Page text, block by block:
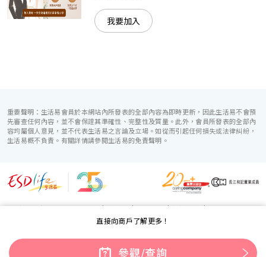
我要加入
直接向商戶了解更多！
參觀/查詢
重要聲明：生活易會員於本網站內所發表的全部內容為即時更新，因此生活易不會預
先審查任何內容，並不會保證其準確性、完整性及質量。此外，會員所發表的全部內
容均屬個人意見，並不代表生活易之言論及立場。如從而引起任何損失或法律糾紛，
生活易概不負責。有關詳情請參閱生活易的免責聲明。
生活易服務範圍 ：電子商貿|IT 方案|廣告宣傳|新婚導航|
© ESD Services Limited 2000-2026